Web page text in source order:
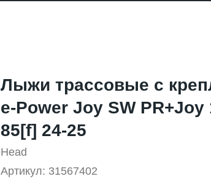
Лыжи трассовые с
e-Power Joy SW PR+Joy
85[f] 24-25
Head
Артикул: 31567402